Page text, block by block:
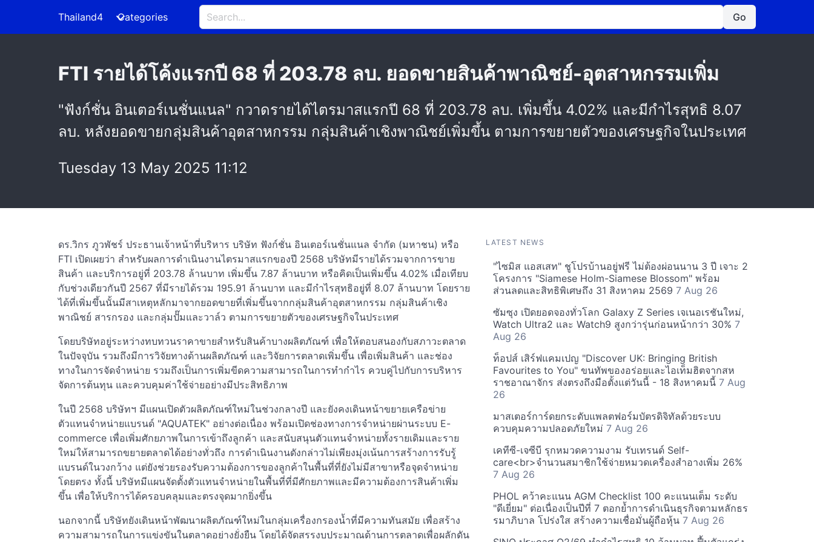
Thailand4 Categories Go
FTI รายได้โค้งแรกปี 68 ที่ 203.78 ลบ. ยอดขายสินค้าพาณิชย์-อุตสาหกรรมเพิ่ม
"ฟังก์ชั่น อินเตอร์เนชั่นแนล" กวาดรายได้ไตรมาสแรกปี 68 ที่ 203.78 ลบ. เพิ่มขึ้น 4.02% และมีกำไรสุทธิ 8.07
ลบ. หลังยอดขายกลุ่มสินค้าอุตสาหกรรม กลุ่มสินค้าเชิงพาณิชย์เพิ่มขึ้น ตามการขยายตัวของเศรษฐกิจในประเทศ
Tuesday 13 May 2025 11:12
ดร.วิกร ภูวพัชร์ ประธานเจ้าหน้าที่บริหาร บริษัท ฟังก์ชั่น อินเตอร์เนชั่นแนล จำกัด (มหาชน) หรือ
FTI เปิดเผยว่า สำหรับผลการดำเนินงานไตรมาสแรกของปี 2568 บริษัทมีรายได้รวมจากการขาย
สินค้า และบริการอยู่ที่ 203.78 ล้านบาท เพิ่มขึ้น 7.87 ล้านบาท หรือคิดเป็นเพิ่มขึ้น 4.02% เมื่อเทียบ
กับช่วงเดียวกันปี 2567 ที่มีรายได้รวม 195.91 ล้านบาท และมีกำไรสุทธิอยู่ที่ 8.07 ล้านบาท โดยราย
ได้ที่เพิ่มขึ้นนั้นมีสาเหตุหลักมาจากยอดขายที่เพิ่มขึ้นจากกลุ่มสินค้าอุตสาหกรรม กลุ่มสินค้าเชิง
พาณิชย์ สารกรอง และกลุ่มปั๊มและวาล์ว ตามการขยายตัวของเศรษฐกิจในประเทศ
โดยบริษัทอยู่ระหว่างทบทวนราคาขายสำหรับสินค้าบางผลิตภัณฑ์ เพื่อให้ตอบสนองกับสภาวะตลาด
ในปัจจุบัน รวมถึงมีการวิจัยทางด้านผลิตภัณฑ์ และวิจัยการตลาดเพิ่มขึ้น เพื่อเพิ่มสินค้า และช่อง
ทางในการจัดจำหน่าย รวมถึงเป็นการเพิ่มขีดความสามารถในการทำกำไร ควบคู่ไปกับการบริหาร
จัดการต้นทุน และควบคุมค่าใช้จ่ายอย่างมีประสิทธิภาพ
ในปี 2568 บริษัทฯ มีแผนเปิดตัวผลิตภัณฑ์ใหม่ในช่วงกลางปี และยังคงเดินหน้าขยายเครือข่าย
ตัวแทนจำหน่ายแบรนด์ "AQUATEK" อย่างต่อเนื่อง พร้อมเปิดช่องทางการจำหน่ายผ่านระบบ E-
commerce เพื่อเพิ่มศักยภาพในการเข้าถึงลูกค้า และสนับสนุนตัวแทนจำหน่ายทั้งรายเดิมและราย
ใหม่ให้สามารถขยายตลาดได้อย่างทั่วถึง การดำเนินงานดังกล่าวไม่เพียงมุ่งเน้นการสร้างการรับรู้
แบรนด์ในวงกว้าง แต่ยังช่วยรองรับความต้องการของลูกค้าในพื้นที่ที่ยังไม่มีสาขาหรือจุดจำหน่าย
โดยตรง ทั้งนี้ บริษัทมีแผนจัดตั้งตัวแทนจำหน่ายในพื้นที่ที่มีศักยภาพและมีความต้องการสินค้าเพิ่ม
ขึ้น เพื่อให้บริการได้ครอบคลุมและตรงจุดมากยิ่งขึ้น
นอกจากนี้ บริษัทยังเดินหน้าพัฒนาผลิตภัณฑ์ใหม่ในกลุ่มเครื่องกรองน้ำที่มีความทันสมัย เพื่อสร้าง
ความสามารถในการแข่งขันในตลาดอย่างยั่งยืน โดยได้จัดสรรงบประมาณด้านการตลาดเพื่อผลักดัน
LATEST NEWS
"ไซมิส แอสเสท" ชูโปรบ้านอยู่ฟรี ไม่ต้องผ่อนนาน 3 ปี เจาะ 2
โครงการ "Siamese Holm-Siamese Blossom" พร้อม
ส่วนลดและสิทธิพิเศษถึง 31 สิงหาคม 2569 7 Aug 26
ซัมซุง เปิดยอดจองทั่วโลก Galaxy Z Series เจเนอเรชันใหม่,
Watch Ultra2 และ Watch9 สูงกว่ารุ่นก่อนหน้ากว่า 30% 7
Aug 26
ท็อปส์ เสิร์ฟแคมเปญ "Discover UK: Bringing British
Favourites to You" ขนทัพของอร่อยและไอเท็มฮิตจากสห
ราชอาณาจักร ส่งตรงถึงมือตั้งแต่วันนี้ - 18 สิงหาคมนี้ 7 Aug
26
มาสเตอร์การ์ดยกระดับแพลตฟอร์มบัตรดิจิทัลด้วยระบบ
ควบคุมความปลอดภัยใหม่ 7 Aug 26
เคทีซี-เจซีบี รุกหมวดความงาม รับเทรนด์ Self-
care<br>จำนวนสมาชิกใช้จ่ายหมวดเครื่องสำอางเพิ่ม 26%
7 Aug 26
PHOL คว้าคะแนน AGM Checklist 100 คะแนนเต็ม ระดับ
"ดีเยี่ยม" ต่อเนื่องเป็นปีที่ 7 ตอกย้ำการดำเนินธุรกิจตามหลักธร
รมาภิบาล โปร่งใส สร้างความเชื่อมั่นผู้ถือหุ้น 7 Aug 26